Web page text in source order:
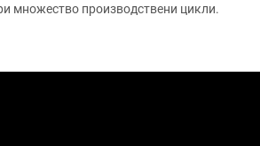
множество производствени цикли.